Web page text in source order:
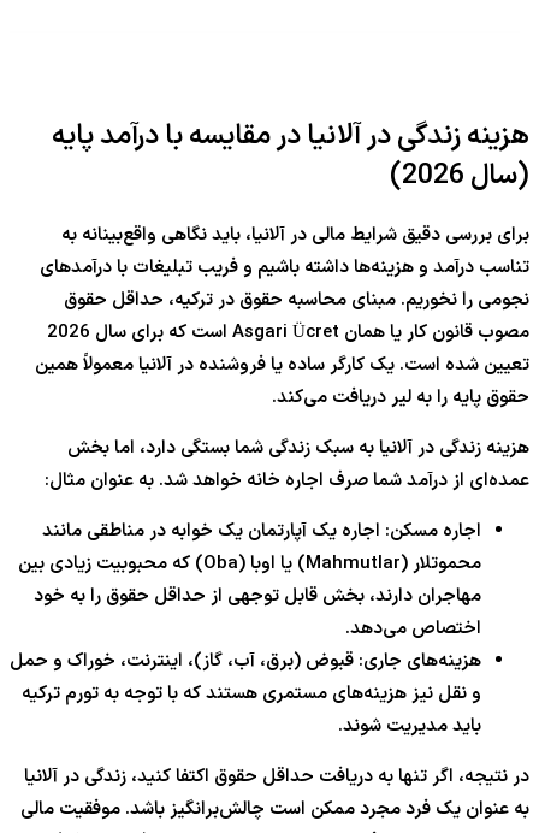
هزینه زندگی در آلانیا در مقایسه با درآمد پایه
(سال 2026
)
برای بررسی دقیق شرایط مالی در آلانیا، باید نگاهی واقع‌بینانه به
تناسب درآمد و هزینه‌ها داشته باشیم و فریب تبلیغات با درآمدهای
نجومی را نخوریم. مبنای محاسبه حقوق در ترکیه، حداقل حقوق
مصوب قانون کار یا همان Asgari Ücret است که برای سال
2026
تعیین شده است. یک کارگر ساده یا فروشنده در آلانیا معمولاً همین
حقوق پایه را به لیر دریافت می‌کند.
هزینه زندگی در آلانیا به سبک زندگی شما بستگی دارد، اما بخش
عمده‌ای از درآمد شما صرف اجاره خانه خواهد شد. به عنوان مثال:
اجاره مسکن: اجاره یک آپارتمان یک خوابه در مناطقی مانند
محموتلار (Mahmutlar) یا اوبا (Oba) که محبوبیت زیادی بین
مهاجران دارند، بخش قابل توجهی از حداقل حقوق را به خود
اختصاص می‌دهد.
هزینه‌های جاری: قبوض (برق، آب، گاز)، اینترنت، خوراک و حمل
و نقل نیز هزینه‌های مستمری هستند که با توجه به تورم ترکیه
باید مدیریت شوند.
در نتیجه، اگر تنها به دریافت حداقل حقوق اکتفا کنید، زندگی در آلانیا
به عنوان یک فرد مجرد ممکن است چالش‌برانگیز باشد. موفقیت مالی